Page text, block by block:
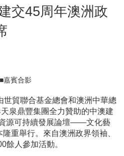
交45周年澳洲政
■嘉賓合影
貿聯合基金總會和澳洲中華總
泉鼎豐集團全力贊助的中澳建
源可持續發展論壇——文化藝
重舉行。來自澳洲政界領袖、
餘人參加活動。